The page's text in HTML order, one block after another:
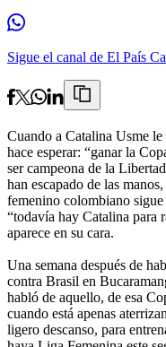
Sigue el canal de El País
Cuando a Catalina Usme le
hace esperar: “ganar la
ser campeona de la
han escapado de las
femenino colombiano
“todavía hay Catalina para
aparece en su cara.
Una semana después de
contra Brasil en
habló de aquello, de esa
cuando está apenas
ligero descanso, para